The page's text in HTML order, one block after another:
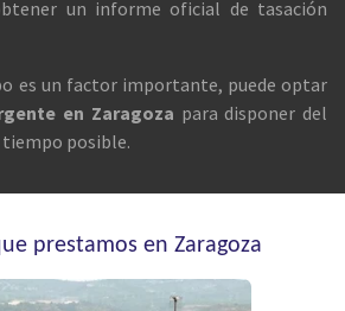
un informe oficial de tasación
es un factor importante, puede optar
en Zaragoza para disponer del
posible.
prestamos en Zaragoza